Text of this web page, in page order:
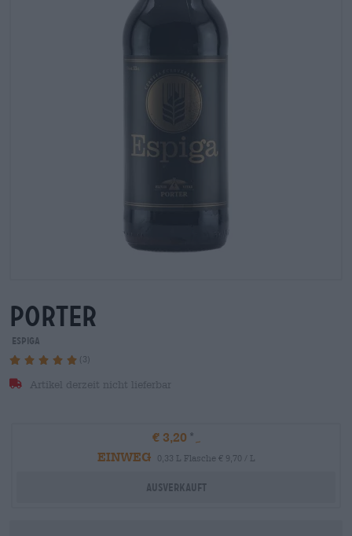
porter
Espiga
(3)
Artikel derzeit nicht lieferbar
€ 3,20
EINWEG
0,33 L Flasche € 9,70 / L
Ausverkauft